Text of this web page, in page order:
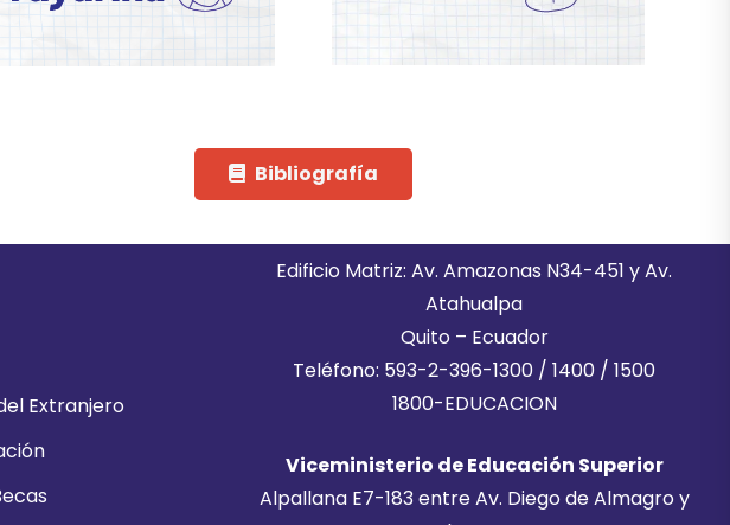
Bibliografía
Extranjero
Edificio Matriz: Av. Amazonas N34-451 y Av.
Atahualpa
Quito – Ecuador
Teléfono: 593-2-396-1300 / 1400 / 1500
1800-EDUCACION
Viceministerio de Educación Superior
Alpallana E7-183 entre Av. Diego de Almagro y